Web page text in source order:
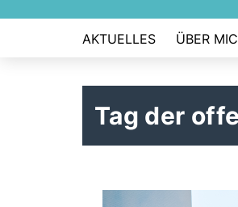
AKTUELLES ÜBER
Tag der